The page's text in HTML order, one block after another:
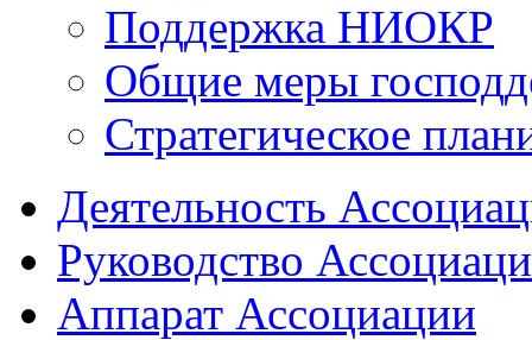
Поддержка НИОКР
Общие меры
Стратегическое
Деятельность
Руководство
Аппарат Ассоциации